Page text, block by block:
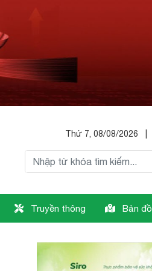
Thứ 7, 08/08/2026
Truyền thông Bản đồ